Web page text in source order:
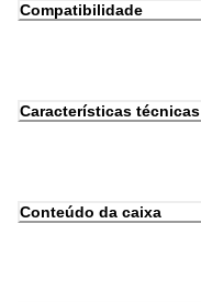
Compatibilidade
Características técnicas
Conteúdo da caixa